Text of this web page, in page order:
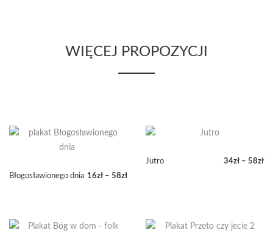
WIĘCEJ PROPOZYCJI
Błogosławionego dnia 16zł – 58zł
16zł
Jutro 34zł – 58zł
do